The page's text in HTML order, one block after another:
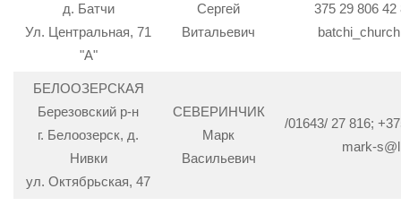
д. Батчи
Ул. Центральная, 71
"А"
Сергей
Витальевич
375 29 806
БЕЛООЗЕРСКАЯ
Березовский р-н
г. Белоозерск, д.
Нивки
ул. Октябрьская, 47
СЕВЕРИНЧИК
Марк
Васильевич
/01643/ 27 816;
mark-